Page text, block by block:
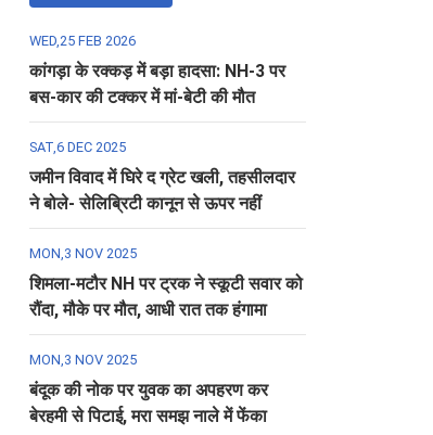
WED,25 FEB 2026
कांगड़ा के रक्कड़ में बड़ा हादसा: NH-3 पर
बस-कार की टक्कर में मां-बेटी की मौत
SAT,6 DEC 2025
जमीन विवाद में घिरे द ग्रेट खली, तहसीलदार
ने बोले- सेलिब्रिटी कानून से ऊपर नहीं
MON,3 NOV 2025
शिमला-मटौर NH पर ट्रक ने स्कूटी सवार को
रौंदा, मौके पर मौत, आधी रात तक हंगामा
MON,3 NOV 2025
बंदूक की नोक पर युवक का अपहरण कर
बेरहमी से पिटाई, मरा समझ नाले में फेंका